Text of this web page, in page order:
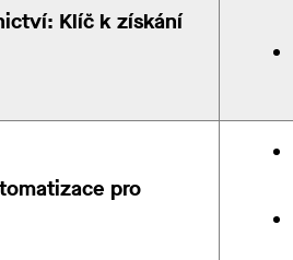
Klíč k získání
pro